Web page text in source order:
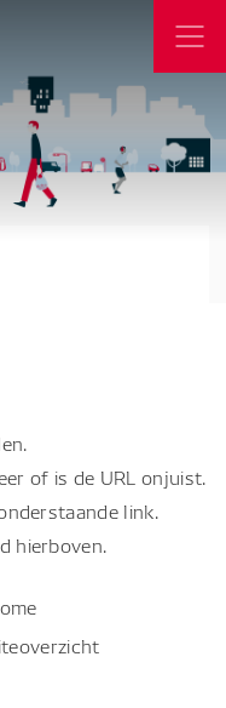
of is de URL onjuist.
link.
hierboven.